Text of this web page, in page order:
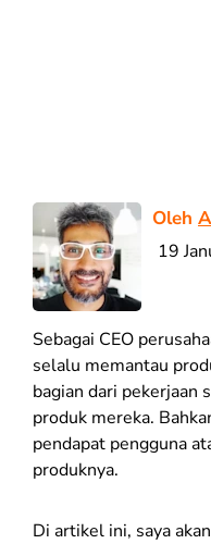
Oleh
19
Sebagai CEO
selalu memantau
bagian dari pekerjaan
produk mereka.
pendapat pengguna
produknya.
Di artikel ini, saya